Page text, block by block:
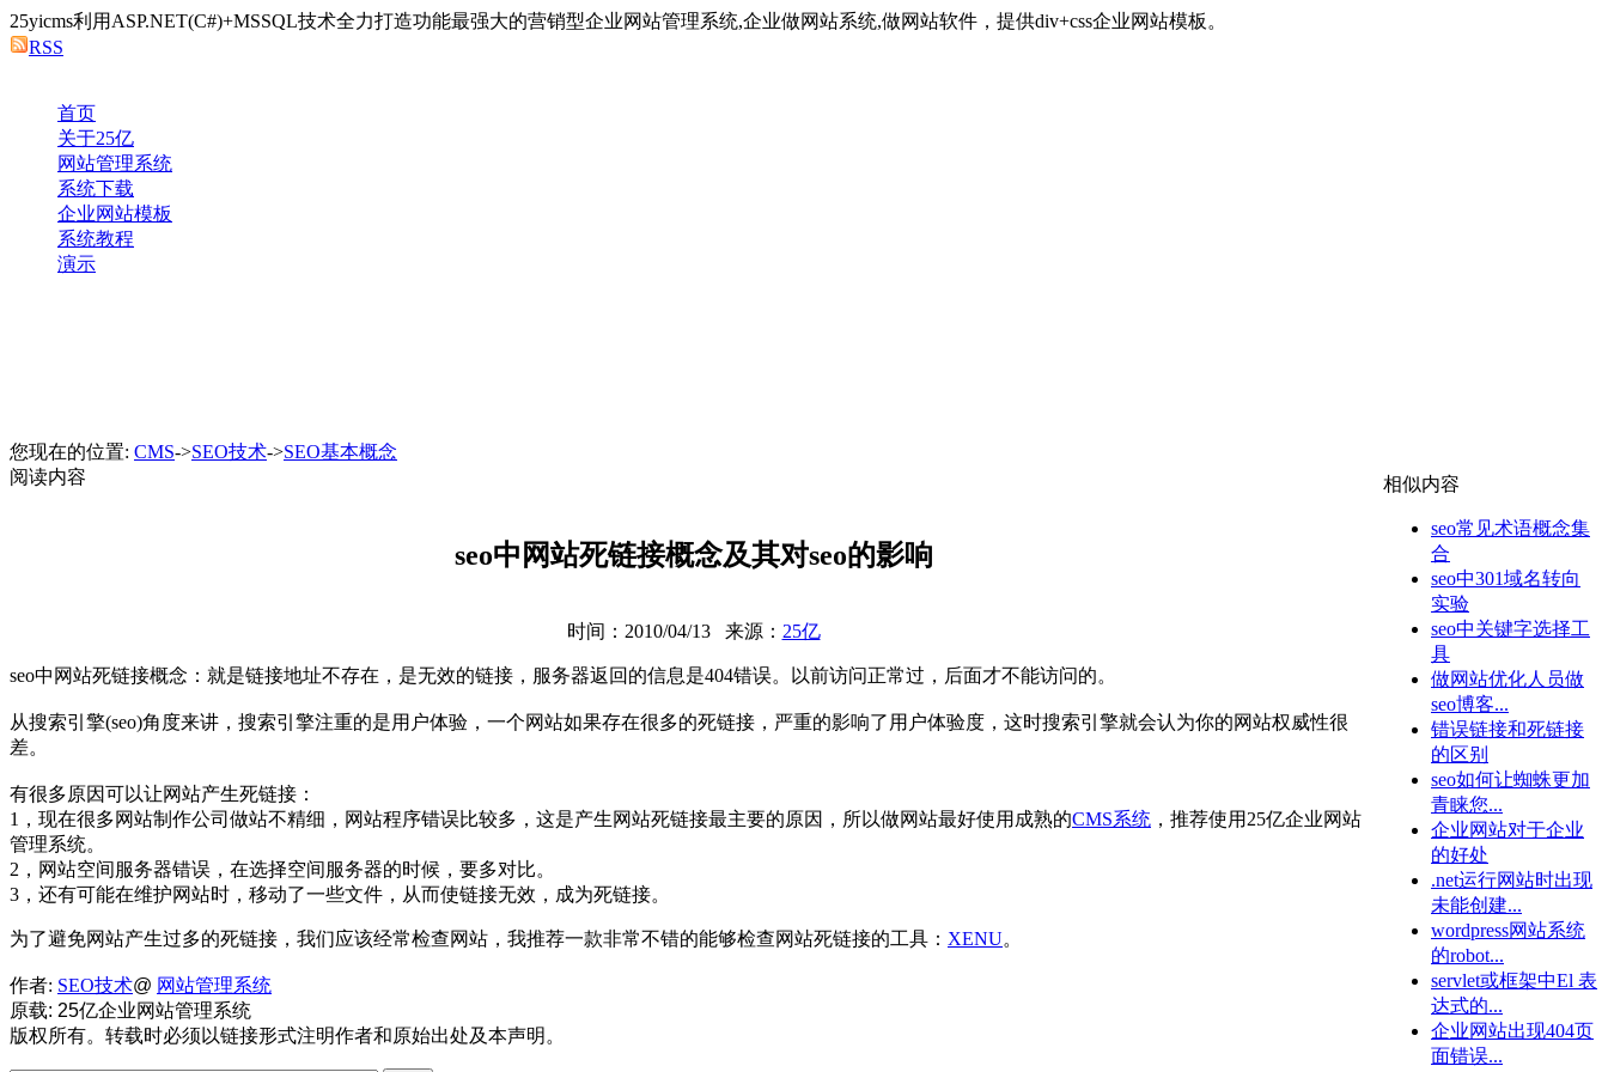
25yicms利用ASP.NET(C#)+MSSQL技术全力打造功能最强大的营销型企业网站管理系统,企业做网站系统,做网站软件，提供div+css企业网站模板。
RSS
首页
关于25亿
网站管理系统
系统下载
企业网站模板
系统教程
演示
您现在的位置: CMS->SEO技术->SEO基本概念
阅读内容
seo中网站死链接概念及其对seo的影响
时间：2010/04/13 来源： 25亿
seo中网站死链接概念：就是链接地址不存在，是无效的链接，服务器返回的信息是404错误。以前访问正常过，后面才不能访问的。
从搜索引擎(seo)角度来讲，搜索引擎注重的是用户体验，一个网站如果存在很多的死链接，严重的影响了用户体验度，这时搜索引擎就会认为你的网站权威性很
差。
有很多原因可以让网站产生死链接：
1，现在很多网站制作公司做站不精细，网站程序错误比较多，这是产生网站死链接最主要的原因，所以做网站最好使用成熟的CMS系统 ，推荐使用25亿企业网站
管理系统。
2，网站空间服务器错误，在选择空间服务器的时候，要多对比。
3，还有可能在维护网站时，移动了一些文件，从而使链接无效，成为死链接。
为了避免网站产生过多的死链接，我们应该经常检查网站，我推荐一款非常不错的能够检查网站死链接的工具： XENU。
作者: SEO技术@ 网站管理系统
原载: 25亿企业网站管理系统
版权所有。转载时必须以链接形式注明作者和原始出处及本声明。
相似内容
seo常见术语概念集
合
seo中301域名转向
实验
seo中关键字选择工
具
做网站优化人员做
seo博客...
错误链接和死链接
的区别
seo如何让蜘蛛更加
青睐您...
企业网站对于企业
的好处
.net运行网站时出现
未能创建...
wordpress网站系统
的robot...
servlet或框架中El 表
达式的...
企业网站出现404页
面错误...